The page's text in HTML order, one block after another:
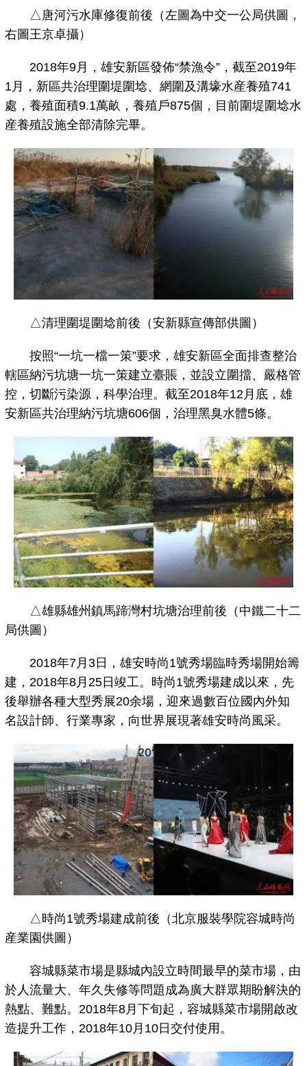
△唐河污水庫修復前後（左圖為中交一公局供圖，
右圖王京卓攝）
2018年9月，雄安新區發佈“禁漁令”，截至2019年
1月，新區共治理圍堤圍埝、網圍及溝壕水産養殖741
處，養殖面積9.1萬畝，養殖戶875個，目前圍堤圍埝水
産養殖設施全部清除完畢。
△清理圍堤圍埝前後（安新縣宣傳部供圖）
按照“一坑一檔一策”要求，雄安新區全面排查整治
轄區納污坑塘一坑一策建立臺賬，並設立圍擋、嚴格管
控，切斷污染源，科學治理。截至2018年12月底，雄
安新區共治理納污坑塘606個，治理黑臭水體5條。
△雄縣雄州鎮馬蹄灣村坑塘治理前後（中鐵二十二
局供圖）
2018年7月3日，雄安時尚1號秀場臨時秀場開始籌
建，2018年8月25日竣工。時尚1號秀場建成以來，先
後舉辦各種大型秀展20余場，迎來過數百位國內外知
名設計師、行業專家，向世界展現著雄安時尚風采。
△時尚1號秀場建成前後（北京服裝學院容城時尚
産業園供圖）
容城縣菜市場是縣城內設立時間最早的菜市場，由
於人流量大、年久失修等問題成為廣大群眾期盼解決的
熱點、難點。2018年8月下旬起，容城縣菜市場開啟改
造提升工作，2018年10月10日交付使用。